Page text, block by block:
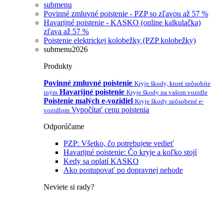
submenu
Povinné zmluvné poistenie - PZP so zľavou až 57 %
Havarijné poistenie - KASKO (online kalkulačka)
zľava až 57 %
Poistenie elektrickej kolobežky (PZP kolobežky)
submenu2026
Produkty
Povinné zmluvné poistenie Kryje škody, ktoré spôsobíte
iným Havarijné poistenie Kryje škody na vašom vozidle
Poistenie malých e-vozidiel Kryje škody spôsobené e-
vozidlom Vypočítať cenu poistenia
Odporúčame
PZP: Všetko, čo potrebujete vedieť
Havarijné poistenie: Čo kryje a koľko stojí
Kedy sa oplatí KASKO
Ako postupovať po dopravnej nehode
Neviete si rady?